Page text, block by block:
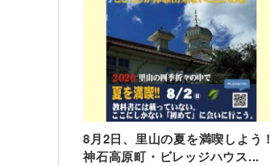
8月2日、里山の夏を満喫しよう！
神石高原町・ビレッジハウス...